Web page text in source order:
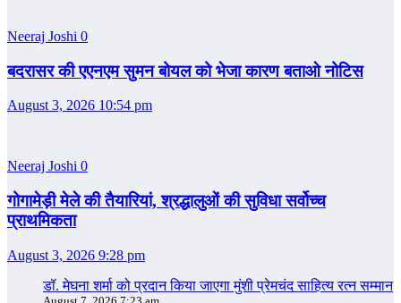
Neeraj Joshi 0
बदरासर की एएनएम सुमन बोयल को भेजा कारण बताओ नोटिस
August 3, 2026 10:54 pm
Neeraj Joshi 0
गोगामेड़ी मेले की तैयारियां, श्रद्धालुओं की सुविधा सर्वोच्च
प्राथमिकता
August 3, 2026 9:28 pm
डॉ. मेघना शर्मा को प्रदान किया जाएगा मुंशी प्रेमचंद साहित्य रत्न सम्‍मान